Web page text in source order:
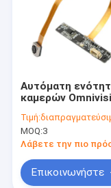
Αυτόματη
καμερών
μέγα εύκαμπτο
PCB
Τιμή:
MOQ:3
Επικοινωνήστε